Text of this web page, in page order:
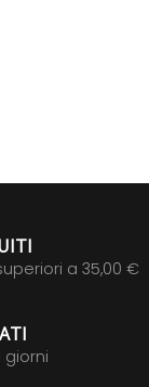
a 35,00 €
giorni